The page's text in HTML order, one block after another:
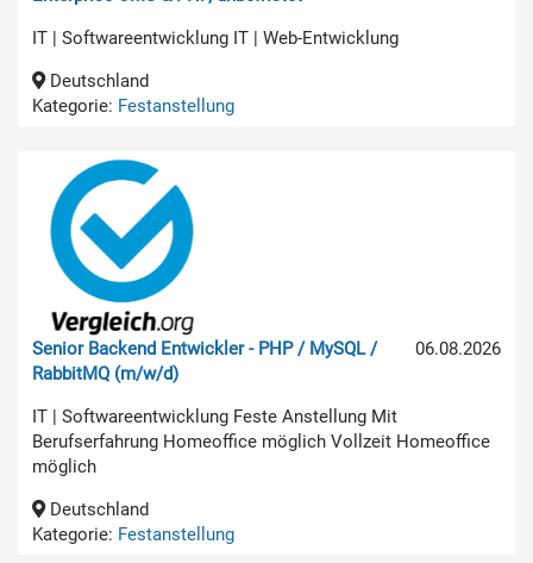
IT | Softwareentwicklung IT | Web-Entwicklung
Deutschland
Kategorie: Festanstellung
06.08.2026
Senior Backend Entwickler - PHP / MySQL /
RabbitMQ (m/w/d)
IT | Softwareentwicklung Feste Anstellung Mit
Berufserfahrung Homeoffice möglich Vollzeit Homeoffice
möglich
Deutschland
Kategorie: Festanstellung